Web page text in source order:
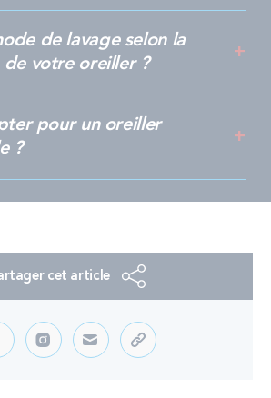
de lavage selon la
de votre oreiller ?
pour un oreiller
?
cet article